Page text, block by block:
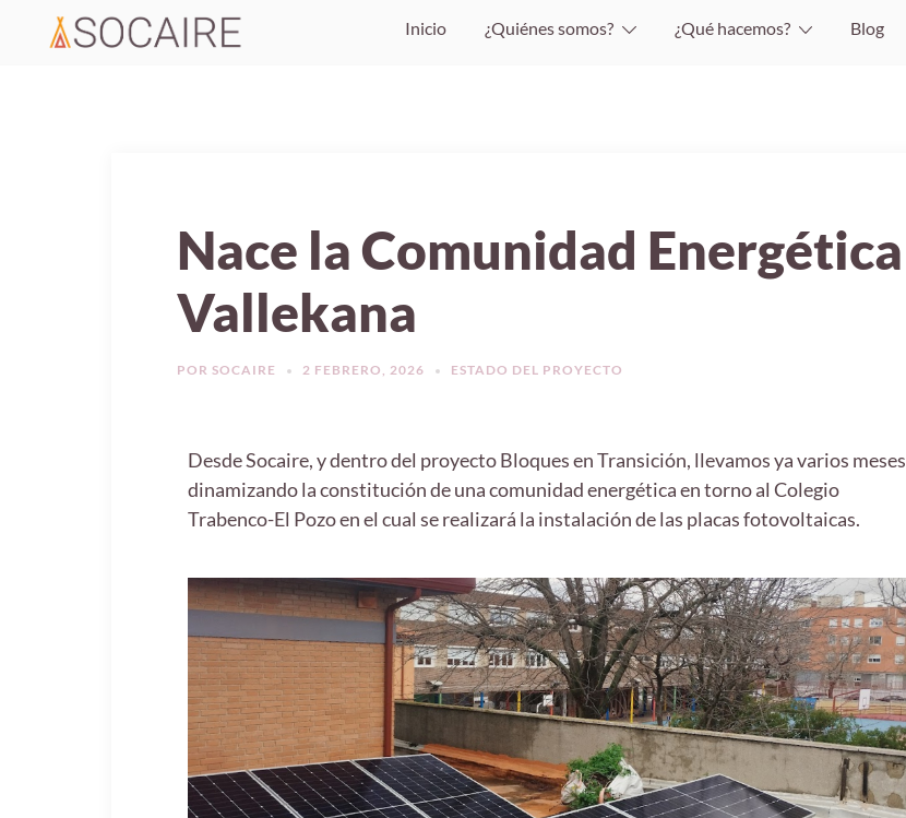
Inicio ¿Quiénes somos? ¿Qué hacemos? Blog
Nace la Comunidad Energética
Vallekana
POR SOCAIRE 2 FEBRERO, 2026 ESTADO DEL PROYECTO
Desde Socaire, y dentro del proyecto Bloques en Transición, llevamos ya varios meses
dinamizando la constitución de una comunidad energética en torno al Colegio
Trabenco-El Pozo en el cual se realizará la instalación de las placas fotovoltaicas.